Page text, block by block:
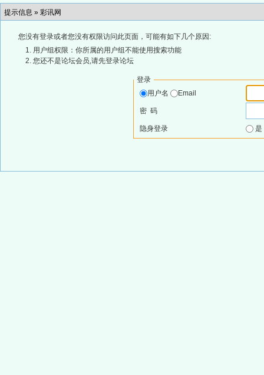
提示信息 » 彩讯网
您没有登录或者您没有权限访问此页面，可能有如下几个原因:
用户组权限：你所属的用户组不能使用搜索功能
您还不是论坛会员,请先登录论坛
登录
用户名
Email
密 码
隐身登录